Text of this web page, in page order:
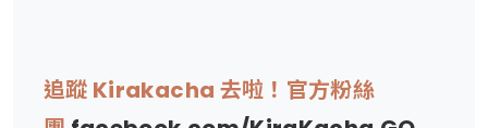
追蹤 Kirakacha 去啦！官方粉絲